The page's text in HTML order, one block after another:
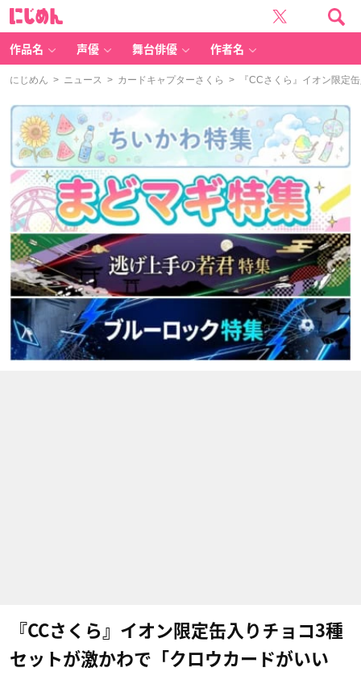
作品名 声優 舞台俳優 作者名
にじめん > ニュース > カードキャプターさくら > 『CCさくら』イオン限定
『CCさくら』イオン限定缶入りチョコ3種
セットが激かわで「クロウカードがいい